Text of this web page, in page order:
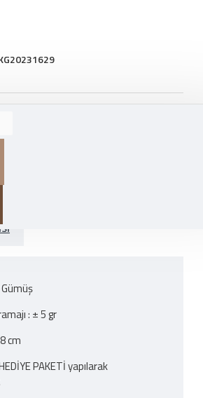
: ± 5 gr
cm
PAKETİ yapılarak